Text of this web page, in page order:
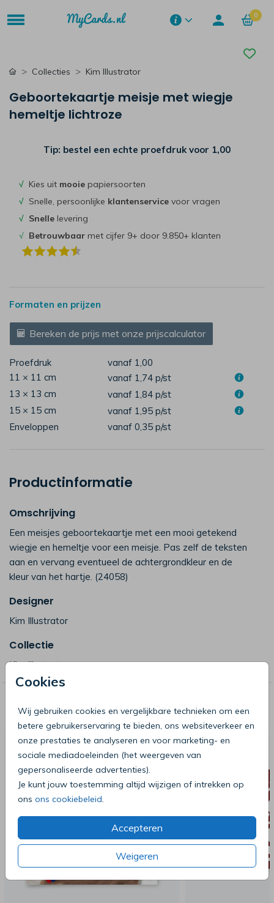
0
Cookies
Wij gebruiken cookies en vergelijkbare technieken om een
betere gebruikerservaring te bieden, ons websiteverkeer en
onze prestaties te analyseren en voor marketing- en
sociale mediadoeleinden (het weergeven van
gepersonaliseerde advertenties).
Je kunt jouw toestemming altijd wijzigen of intrekken op
ons ons cookiebeleid
Accepteren
Weigeren
Collecties Kim Illustrator
Geboortekaartje meisje met wiegje
hemeltje lichtroze
Tip: bestel een echte proefdruk voor 1,00
√ Kies uit mooie papiersoorten
√ Snelle, persoonlijke klantenservice voor vragen
√ Snelle levering
√ Betrouwbaar met cijfer 9+ door 9.850+ klanten
Formaten en prijzen
Bereken de prijs met onze prijscalculator
Proefdruk
vanaf 1,00
11 × 11 cm
vanaf 1,74 p/st
13 × 13 cm
vanaf 1,84 p/st
15 × 15 cm
vanaf 1,95 p/st
Enveloppen
vanaf 0,35 p/st
Productinformatie
Omschrijving
Een meisjes geboortekaartje met een mooi getekend
wiegje en hemeltje voor een meisje. Pas zelf de teksten
aan en vervang eventueel de achtergrondkleur en de
kleur van het hartje. (24058)
Designer
Kim Illustrator
Collectie
Kim Illustrator
Deze producten zijn wellicht ook iets
voor je